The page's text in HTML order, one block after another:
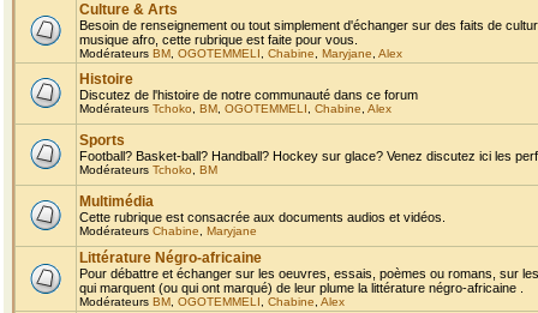
Culture & Arts
Besoin de renseignement ou tout simplement d'échanger sur des faits de
musique afro, cette rubrique est faite pour vous.
Modérateurs BM OGOTEMMELI Chabine Maryjane Alex
Histoire
Discutez de l'histoire de notre communauté dans ce forum
Modérateurs Tchoko BM OGOTEMMELI Chabine Alex
Sports
Football? Basket-ball? Handball? Hockey sur glace? Venez discutez ici les
Modérateurs Tchoko BM
Multimédia
Cette rubrique est consacrée aux documents audios et vidéos.
Modérateurs Chabine Maryjane
Littérature Négro-africaine
Pour débattre et échanger sur les oeuvres, essais, poèmes ou romans, sur
qui marquent (ou qui ont marqué) de leur plume la littérature négro-africaine .
Modérateurs BM OGOTEMMELI Chabine Alex